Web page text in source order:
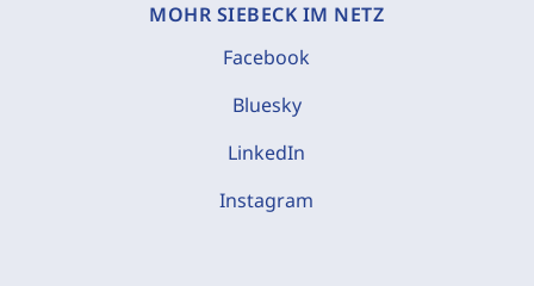
MOHR SIEBECK IM NETZ
Facebook
Bluesky
LinkedIn
Instagram